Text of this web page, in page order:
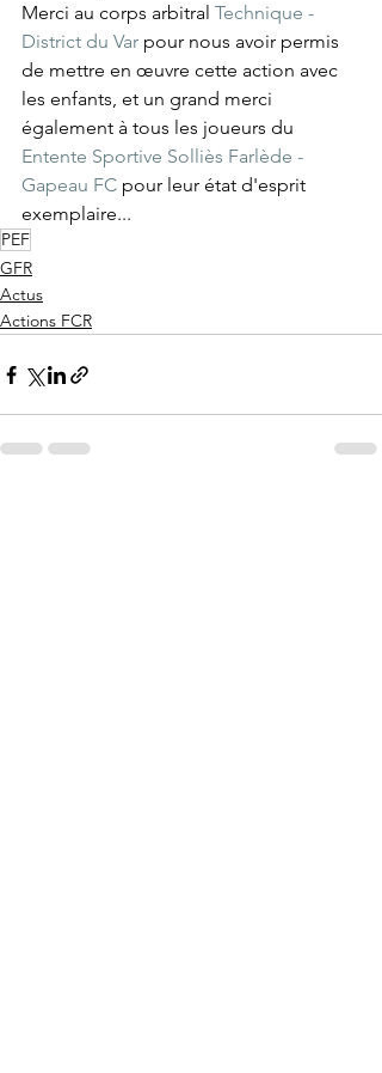
Merci au corps arbitral Technique -
District du Var pour nous avoir permis
de mettre en œuvre cette action avec
les enfants, et un grand merci
également à tous les joueurs du
Entente Sportive Solliès Farlède -
Gapeau FC pour leur état d'esprit
exemplaire...
PEF
GFR
Actus
Actions FCR